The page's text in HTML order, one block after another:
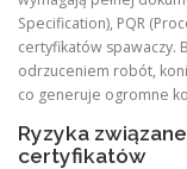
Specification), PQR
certyfikatów spawaczy.
odrzuceniem robót,
co generuje ogromne
Ryzyka
certyfikatów